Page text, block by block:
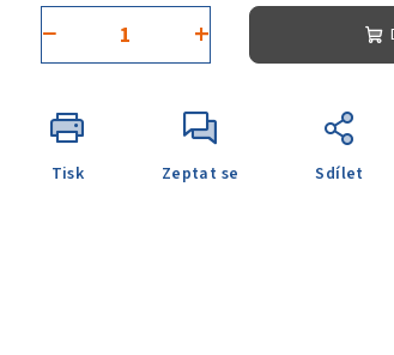
+
−
Tisk Zeptat se Sdílet